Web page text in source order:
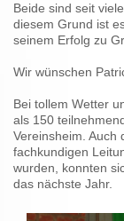
Beide sind seit
diesem Grund ist
seinem Erfolg zu
Wir wünschen
Bei tollem Wetter
als 150
Vereinsheim. Auch
fachkundigen
wurden, konnten
das nächste Jahr.